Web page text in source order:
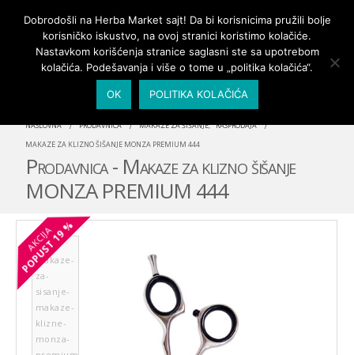
PRIJAVA/MOJ NALOG
NASLOVNA PRODAVNICA MAKAZE ZA ŠIŠANJE, RASPRODAJA
MAKAZE ZA KLIZNO ŠIŠANJE MONZA PREMIUM 444
Prodavnica - Makaze za klizno šišanje
MONZA PREMIUM 444
AKCIJA
POPUST
19 %
Dobrodošli na Herba Market sajt! Da bi korisnicima pružili bolje
korisničko iskustvo, na ovoj stranici koristimo kolačiće.
Nastavkom korišćenja stranice saglasni ste sa upotrebom
kolačića. Podešavanja i više o tome u „politika kolačića“.
OK POLITIKA KOLAČIĆA